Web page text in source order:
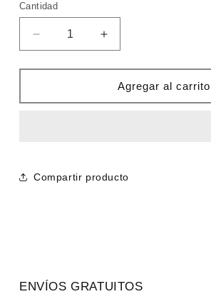
Cantidad
Cantidad
Reducir
cantidad
para
DSQUARED2
Aumentar
cantidad
para
Camiseta
DSQUARED2
Agregar al carrito
Compartir producto
ENVÍOS GRATUITOS